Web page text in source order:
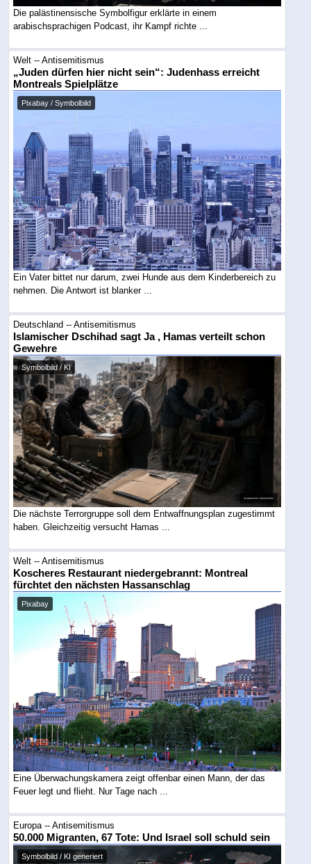
Die palästinensische Symbolfigur erklärte in einem
arabischsprachigen Podcast, ihr Kampf richte ...
Welt -- Antisemitismus
„Juden dürfen hier nicht sein“: Judenhass erreicht
Montreals Spielplätze
Pixabay / Symbolbild
Ein Vater bittet nur darum, zwei Hunde aus dem Kinderbereich zu
nehmen. Die Antwort ist blanker ...
Deutschland -- Antisemitismus
Islamischer Dschihad sagt Ja , Hamas verteilt schon
Gewehre
Symbolbild / KI
Die nächste Terrorgruppe soll dem Entwaffnungsplan zugestimmt
haben. Gleichzeitig versucht Hamas ...
Welt -- Antisemitismus
Koscheres Restaurant niedergebrannt: Montreal
fürchtet den nächsten Hassanschlag
Pixabay
Eine Überwachungskamera zeigt offenbar einen Mann, der das
Feuer legt und flieht. Nur Tage nach ...
Europa -- Antisemitismus
50.000 Migranten, 67 Tote: Und Israel soll schuld sein
Symbolbild / KI generiert